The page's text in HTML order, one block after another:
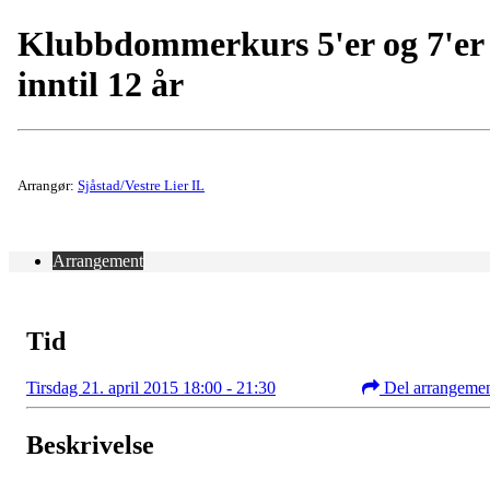
Klubbdommerkurs 5'er og 7'er
inntil 12 år
Arrangør: Sjåstad/Vestre Lier IL
Arrangement
Tid
Tirsdag 21. april 2015 18:00 - 21:30 Del
Beskrivelse